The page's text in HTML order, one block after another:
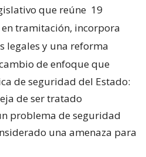
que reúne 19
tramitación, incorpora
legales y una reforma
de enfoque que
de seguridad del Estado:
de ser tratado
problema de seguridad
una amenaza para